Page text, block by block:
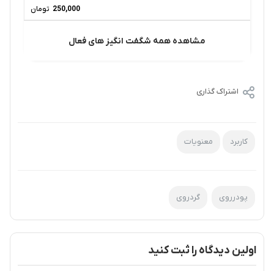
250,000 تومان
مشاهده همه شگفت انگیز های فعال
اشتراک گذاری
کاربرد معنویات
پودرروی گردروی
اولین دیدگاه را ثبت کنید